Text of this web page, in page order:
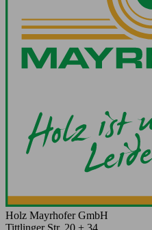
Holz Mayrhofer GmbH
Tittlinger Str. 20 + 34